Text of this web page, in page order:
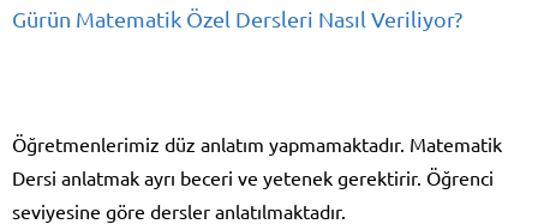
Gürün Matematik Özel Dersleri Nasıl Veriliyor?
Öğretmenlerimiz düz anlatım yapmamaktadır. Matematik
Dersi anlatmak ayrı beceri ve yetenek gerektirir. Öğrenci
seviyesine göre dersler anlatılmaktadır.